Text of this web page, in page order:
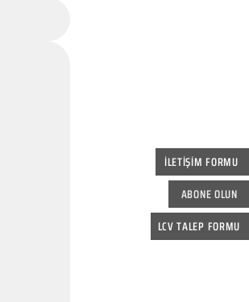
İLETİŞİM FORMU
ABONE OLUN
LCV TALEP FORMU